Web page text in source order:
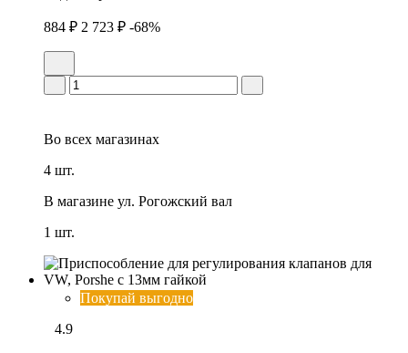
884 ₽ 2 723 ₽ -68%
Во всех магазинах
4 шт.
В магазине ул. Рогожский вал
1 шт.
Покупай выгодно
4.9